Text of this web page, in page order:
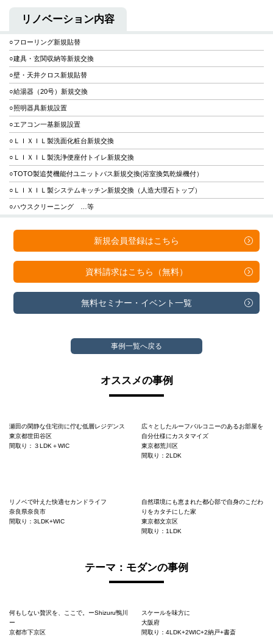
リノベーション内容
○フローリング新規貼替
○建具・玄関収納等新規交換
○壁・天井クロス新規貼替
○給湯器（20号）新規交換
○照明器具新規設置
○エアコン一基新規設置
○ＬＩＸＩＬ製洗面化粧台新規交換
○ＬＩＸＩＬ製洗浄便座付トイレ新規交換
○TOTO製追焚機能付ユニットバス新規交換(浴室換気乾燥機付）
○ＬＩＸＩＬ製システムキッチン新規交換（人造大理石トップ）
○ハウスクリーニング …等
新規会員登録はこちら
資料請求はこちら（無料）
無料セミナー・ イベント一覧
事例一覧へ戻る
オススメの事例
瀬田の閑静な住宅街に佇む低層レジデンス
東京都世田谷区
間取り：３LDK＋WIC
広々としたルーフバルコニーのあるお部屋を
自分仕様にカスタマイズ
東京都荒川区
間取り：2LDK
リノベで叶えた快適セカンドライフ
奈良県奈良市
間取り：3LDK+WIC
自然環境にも恵まれた都心部で自身のこだわ
りをカタチにした家
東京都文京区
間取り：1LDK
テーマ：モダンの事例
何もしない贅沢を、ここで。ーShizuru鴨川
ー
京都市下京区
スケールを味方に
大阪府
間取り：4LDK+2WIC+2納戸+書斎